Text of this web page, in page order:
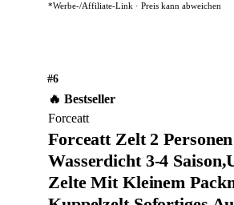
*Werbe-/Affiliate-Link · Preis kann abweichen
#6
🔥 Bestseller
Forceatt
Forceatt Zelt 2
Wasserdicht 3-4
Zelte Mit Kleinem